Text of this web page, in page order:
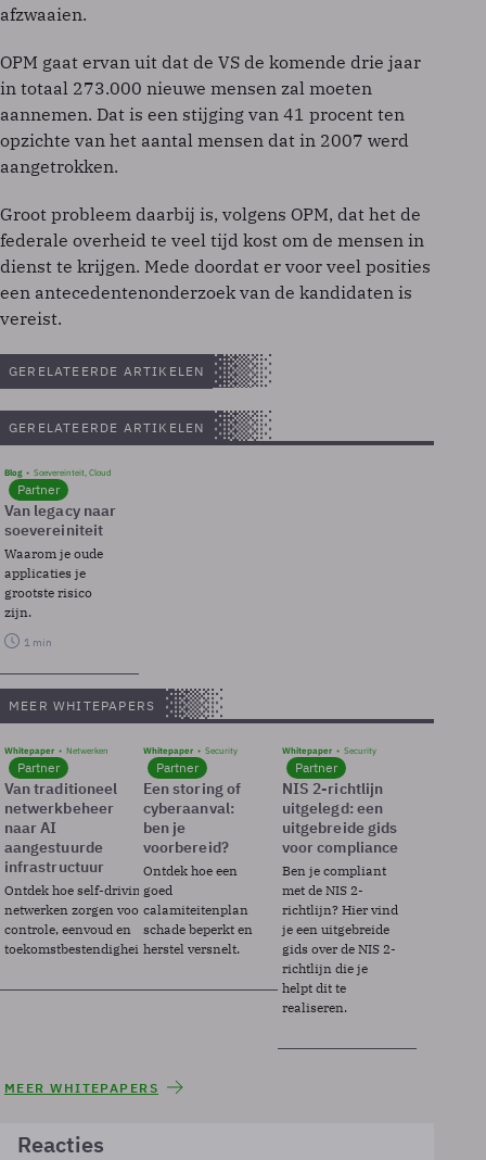
afzwaaien.
OPM gaat ervan uit dat de VS de komende drie jaar
in totaal 273.000 nieuwe mensen zal moeten
aannemen. Dat is een stijging van 41 procent ten
opzichte van het aantal mensen dat in 2007 werd
aangetrokken.
Groot probleem daarbij is, volgens OPM, dat het de
federale overheid te veel tijd kost om de mensen in
dienst te krijgen. Mede doordat er voor veel posities
een antecedentenonderzoek van de kandidaten is
vereist.
GERELATEERDE ARTIKELEN
GERELATEERDE ARTIKELEN
Blog Soevereinteit, Cloud
Partner
Van legacy naar
soevereiniteit
Waarom je oude
applicaties je
grootste risico
zijn.
1 min
MEER WHITEPAPERS
Whitepaper Netwerken
Partner
Van traditioneel
netwerkbeheer
naar AI
aangestuurde
infrastructuur
Ontdek hoe self-driving
netwerken zorgen voor
controle, eenvoud en
toekomstbestendigheid.
Whitepaper Security
Partner
Een storing of
cyberaanval:
ben je
voorbereid?
Ontdek hoe een
goed
calamiteitenplan
schade beperkt en
herstel versnelt.
Whitepaper Security
Partner
NIS 2-richtlijn
uitgelegd: een
uitgebreide gids
voor compliance
Ben je compliant
met de NIS 2-
richtlijn? Hier vind
je een uitgebreide
gids over de NIS 2-
richtlijn die je
helpt dit te
realiseren.
MEER WHITEPAPERS
Reacties